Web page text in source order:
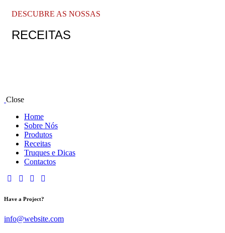
DESCUBRE AS NOSSAS
RECEITAS
Close
Home
Sobre Nós
Produtos
Receitas
Truques e Dicas
Contactos
Have a Project?
info@website.com